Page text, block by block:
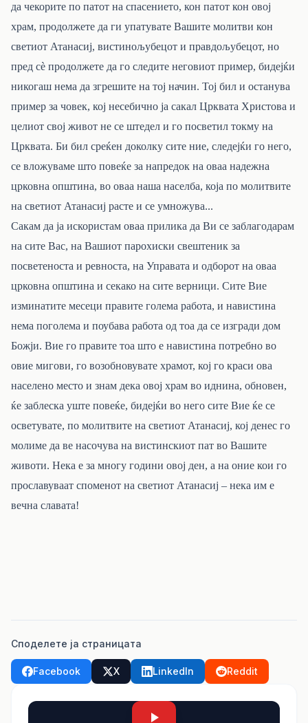
да чекорите по патот на спасението, кон патот кон овој
храм, продолжете да ги упатувате Вашите молитви кон
светиот Атанасиј, вистинољубецот и правдољубецот, но
пред сè продолжете да го следите неговиот пример, бидејќи
никогаш нема да згрешите на тој начин. Тој бил и останува
пример за човек, кој несебично ја сакал Црквата Христова и
целиот свој живот не се штедел и го посветил токму на
Црквата. Би бил среќен доколку сите ние, следејќи го него,
се вложуваме што повеќе за напредок на оваа надежна
црковна општина, во оваа наша населба, која по молитвите
на светиот Атанасиј расте и се умножува...
Сакам да ја искористам оваа прилика да Ви се заблагодарам
на сите Вас, на Вашиот парохиски свештеник за
посветеноста и ревноста, на Управата и одборот на оваа
црковна општина и секако на сите верници. Сите Вие
изминатите месеци правите голема работа, и навистина
нема поголема и поубава работа од тоа да се изгради дом
Божји. Вие го правите тоа што е навистина потребно во
овие мигови, го возобновувате храмот, кој го краси ова
населено место и знам дека овој храм во иднина, обновен,
ќе заблеска уште повеќе, бидејќи во него сите Вие ќе се
осветувате, по молитвите на светиот Атанасиј, кој денес го
молиме да ве насочува на вистинскиот пат во Вашите
животи. Нека е за многу години овој ден, а на оние кои го
прославуваат споменот на светиот Атанасиј – нека им е
вечна славата!
Споделете ја страницата
Facebook X LinkedIn Reddit